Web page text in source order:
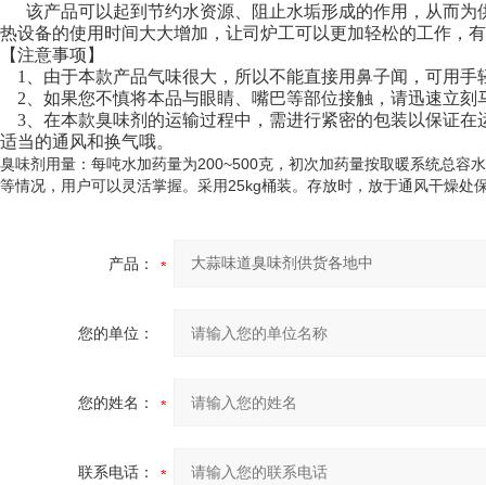
该产品可以起到节约水资源、阻止水垢形成的作用，从而为
热设备的使用时间大大增加，让司炉工可以更加轻松的工作，
【注意事项】
1、由于本款产品气味很大，所以不能直接用鼻子闻，可用手
2、如果您不慎将本品与眼睛、嘴巴等部位接触，请迅速立刻
3、在本款臭味剂的运输过程中，需进行紧密的包装以保证
适当的通风和换气哦。
臭味剂用量：每吨水加药量为200~500克，初次加药量按取暖系统总容
等情况，用户可以灵活掌握。采用25kg桶装。存放时，放于通风干燥
产品：
您的单位：
您的姓名：
联系电话：